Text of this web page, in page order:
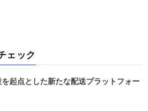
ェック
起点とした新たな配送プラットフォー